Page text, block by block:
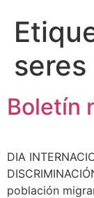
Boletín
DIA
población